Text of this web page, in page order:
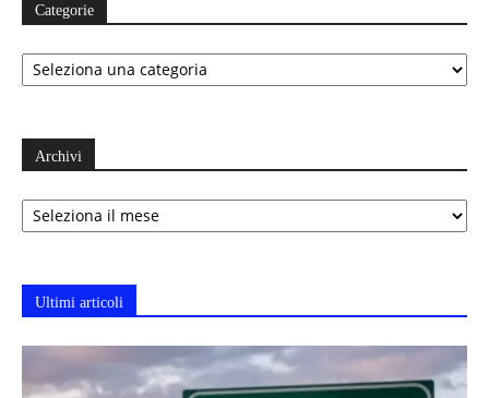
Categorie
Categorie
Archivi
Archivi
Ultimi articoli